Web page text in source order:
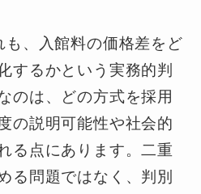
も、入館料の価格差をど
するかという実務的判
のは、どの方式を採用
の説明可能性や社会的
る点にあります。二重
る問題ではなく、判別